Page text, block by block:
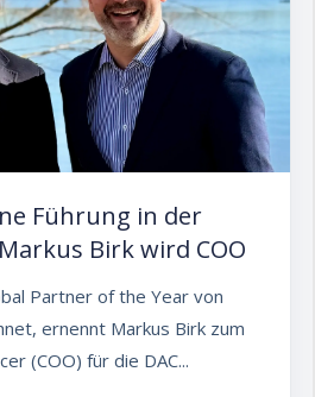
Führung in der
Birk wird COO
Partner of the Year von
ernennt Markus Birk zum
(COO) für die DAC...